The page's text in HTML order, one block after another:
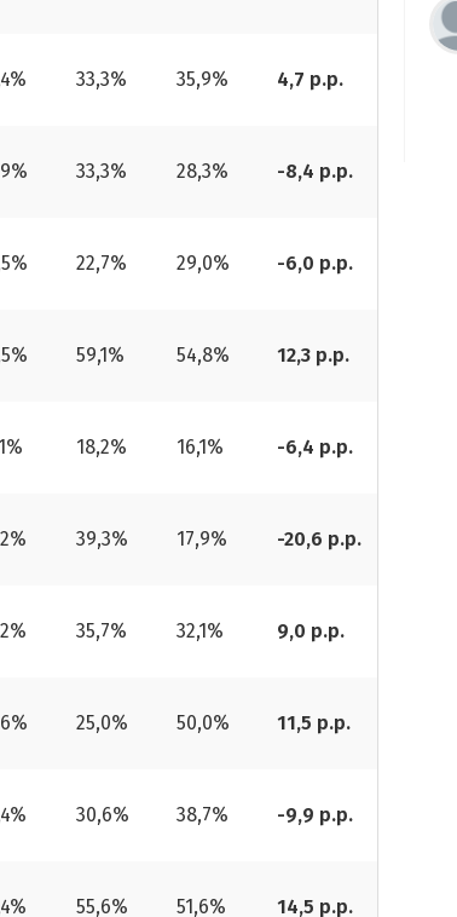
33,3% 35,9% 4,7 p.p.
33,3% 28,3% -8,4 p.p.
22,7% 29,0% -6,0 p.p.
59,1% 54,8% 12,3 p.p.
18,2% 16,1% -6,4 p.p.
39,3% 17,9% -20,6 p.p.
35,7% 32,1% 9,0 p.p.
25,0% 50,0% 11,5 p.p.
30,6% 38,7% -9,9 p.p.
55,6% 51,6% 14,5 p.p.